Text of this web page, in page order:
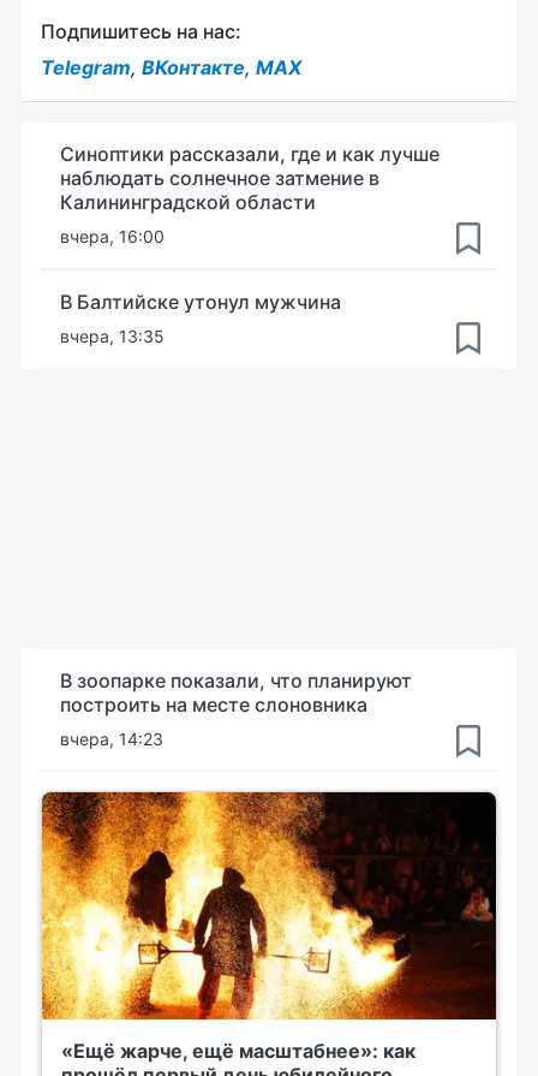
Подпишитесь на нас:
Telegram, ВКонтакте, MAX
Синоптики рассказали, где и как лучше
наблюдать солнечное затмение в
Калининградской области
вчера, 16:00
В Балтийске утонул мужчина
вчера, 13:35
В зоопарке показали, что планируют
построить на месте слоновника
вчера, 14:23
«Ещё жарче, ещё масштабнее»: как